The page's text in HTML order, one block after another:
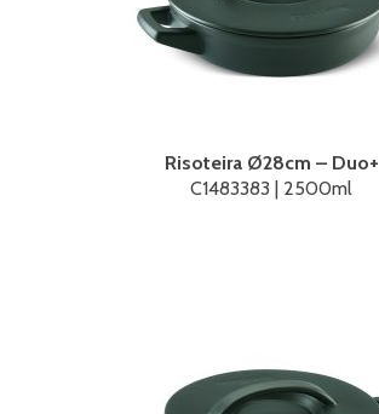
Risoteira Ø28cm – Duo+
C1483383 | 2500ml